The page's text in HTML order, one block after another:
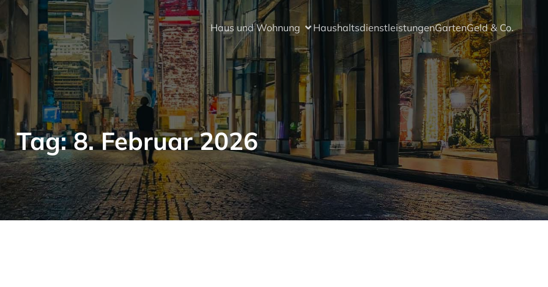
Haus und Wohnung HaushaltsdienstleistungenGartenGeld & Co.
Tag:8. Februar 2026